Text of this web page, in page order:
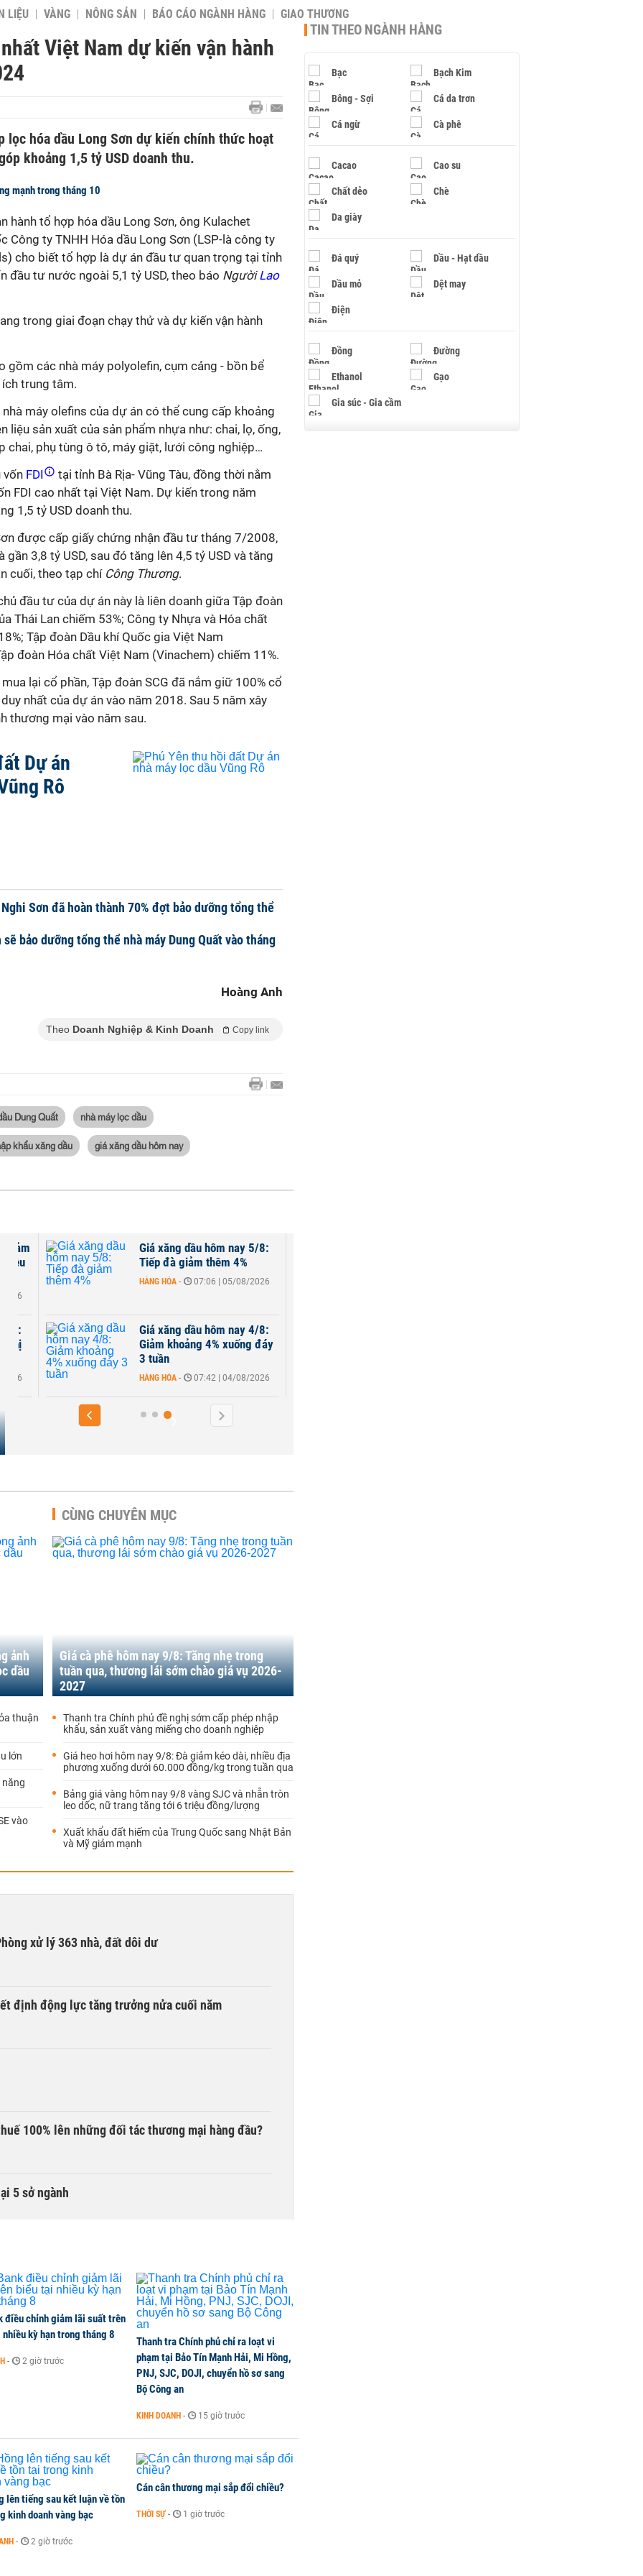
LIỆU VÀNG NÔNG SẢN BÁO CÁO NGÀNH HÀNG GIAO THƯƠNG
Việt Nam dự kiến vận hành
lọc hóa dầu Long Sơn dự kiến chính thức hoạt
khoảng 1,5 tỷ USD doanh thu.
mạnh trong tháng 10
hành tổ hợp hóa dầu Long Sơn, ông Kulachet
Công ty TNHH Hóa dầu Long Sơn (LSP-là công ty
cho biết tổ hợp là dự án đầu tư quan trọng tại tỉnh
đầu tư nước ngoài 5,1 tỷ USD, theo báo NgườiLao
trong giai đoạn chạy thử và dự kiến vận hành
gồm các nhà máy polyolefin, cụm cảng - bồn bể
trung tâm.
máy olefins của dự án có thể cung cấp khoảng
liệu sản xuất của sản phẩm nhựa như: chai, lọ, ống,
chai, phụ tùng ô tô, máy giặt, lưới công nghiệp…
vốn FDI
tại tỉnh Bà Rịa- Vũng Tàu, đồng thời nằm
FDI cao nhất tại Việt Nam. Dự kiến trong năm
1,5 tỷ USD doanh thu.
được cấp giấy chứng nhận đầu tư tháng 7/2008,
3,8 tỷ USD, sau đó tăng lên 4,5 tỷ USD và tăng
cuối, theo tạp chí Công Thương.
đầu tư của dự án này là liên doanh giữa Tập đoàn
Thái Lan chiếm 53%; Công ty Nhựa và Hóa chất
Tập đoàn Dầu khí Quốc gia Việt Nam
đoàn Hóa chất Việt Nam (Vinachem) chiếm 11%.
lại cổ phần, Tập đoàn SCG đã nắm giữ 100% cổ
nhất của dự án vào năm 2018. Sau 5 năm xây
thương mại vào năm sau.
Dự án
Rô
Nghi Sơn đã hoàn thành 70% đợt bảo dưỡng tổng thể
sẽ bảo dưỡng tổng thể nhà máy Dung Quất vào tháng
Hoàng Anh
Theo Doanh Nghiệp & Kinh Doanh Copy link
Dung Quất nhà máy lọc dầu
khẩu xăng dầu giá xăng dầu hôm nay
giảm
2026
6/8:
thị
2026
Giá xăng dầu hôm nay 5/8:
Tiếp đà giảm thêm 4%
HÀNG HÓA - 07:06 | 05/08/2026
Giá xăng dầu hôm nay 4/8:
Giảm khoảng 4% xuống đáy
3 tuần
HÀNG HÓA - 07:42 | 04/08/2026
ảnh
dầu
thuận
lớn
năng
vào
CÙNG CHUYÊN MỤC
Giá cà phê hôm nay 9/8: Tăng nhẹ trong
tuần qua, thương lái sớm chào giá vụ 2026-
2027
Thanh tra Chính phủ đề nghị sớm cấp phép nhập
khẩu, sản xuất vàng miếng cho doanh nghiệp
Giá heo hơi hôm nay 9/8: Đà giảm kéo dài, nhiều địa
phương xuống dưới 60.000 đồng/kg trong tuần qua
Bảng giá vàng hôm nay 9/8 vàng SJC và nhẫn tròn
leo dốc, nữ trang tăng tới 6 triệu đồng/lượng
Xuất khẩu đất hiếm của Trung Quốc sang Nhật Bản
và Mỹ giảm mạnh
xử lý 363 nhà, đất dôi dư
định động lực tăng trưởng nửa cuối năm
100% lên những đối tác thương mại hàng đầu?
5 sở ngành
điều chỉnh giảm lãi suất trên
kỳ hạn trong tháng 8
- 2 giờ trước
Thanh tra Chính phủ chỉ ra loạt vi
phạm tại Bảo Tín Mạnh Hải, Mi Hồng,
PNJ, SJC, DOJI, chuyển hồ sơ sang
Bộ Công an
KINH DOANH - 15 giờ trước
lên tiếng sau kết luận về tồn
kinh doanh vàng bạc
- 2 giờ trước
Cán cân thương mại sắp đổi chiều?
THỜI SỰ - 1 giờ trước
TIN THEO NGÀNH HÀNG
Bạc Bạch Kim
Bông - Sợi Cá da trơn
Cá ngừ Cà phê
Cacao Cao su
Chất dẻo Chè
Da giày
Đá quý Dầu - Hạt dầu
Dầu mỏ Dệt may
Điện
Đồng Đường
Ethanol Gạo
Gia súc - Gia cầm